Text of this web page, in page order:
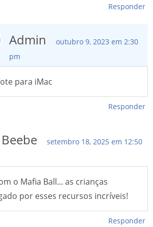
Responder
Admin
outubro 9, 2023 em 2:30
pm
para iMac
Responder
setembro 18, 2025 em 12:50
o Mafia Ball... as crianças
por esses recursos incríveis!
Responder